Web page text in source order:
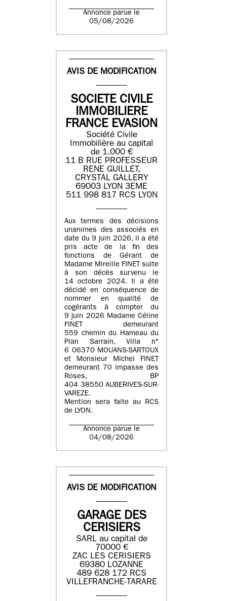
Annonce parue le
05/08/2026
AVIS DE MODIFICATION
SOCIETE CIVILE
IMMOBILIERE
FRANCE EVASION
Société Civile
Immobilière au capital
de 1.000 €
11 B RUE PROFESSEUR
RENE GUILLET,
CRYSTAL GALLERY
69003 LYON 3EME
511 998 817 RCS LYON
Aux termes des décisions
unanimes des associés en
date du 9 juin 2026, il a été
pris acte de la fin des
fonctions de Gérant de
Madame Mireille FINET suite
à son décès survenu le
14 octobre 2024. Il a été
décidé en conséquence de
nommer en qualité de
cogérants à compter du
9 juin 2026 Madame Céline
FINET demeurant
559 chemin du Hameau du
Plan Sarrain, Villa n°
6 06370 MOUANS-SARTOUX
et Monsieur Michel FINET
demeurant 70 impasse des
Roses, BP
404 38550 AUBERIVES-SUR-
VAREZE.
Mention sera faite au RCS
de LYON.
Annonce parue le
04/08/2026
AVIS DE MODIFICATION
GARAGE DES
CERISIERS
SARL au capital de
70000 €
ZAC LES CERISIERS
69380 LOZANNE
489 628 172 RCS
VILLEFRANCHE-TARARE